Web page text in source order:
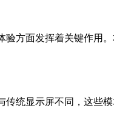
验方面发挥着关键作用
统显示屏不同，这些